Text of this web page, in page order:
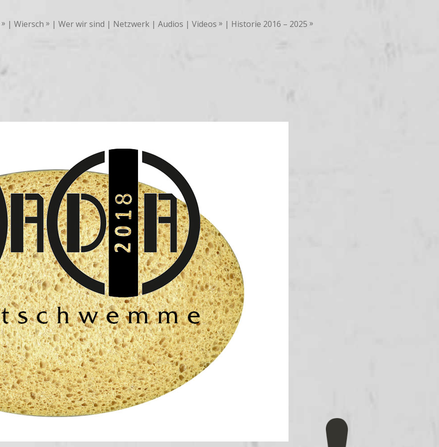
Wiersch Wer wir sind Netzwerk Audios Videos Historie 2016 – 2025